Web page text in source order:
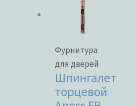
Фурнитура
для дверей
Шпингалет
торцевой